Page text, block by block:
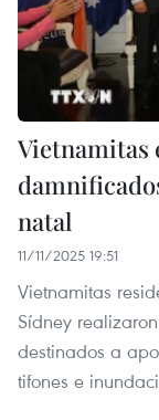
Vietnamitas
natal
11/11/2025 19:51
Vietnamitas
Sídney
destinados a
tifones e